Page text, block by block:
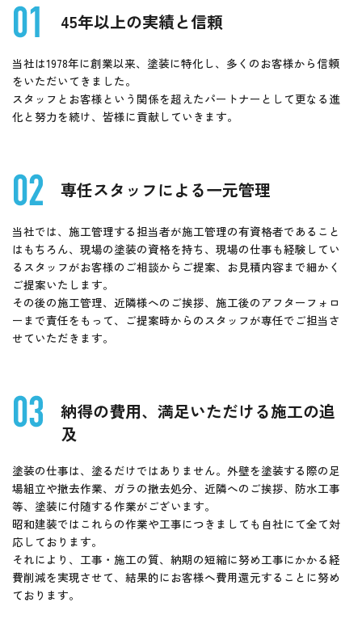
45年以上の実績と信頼
当社は1978年に創業以来、塗装に特化し、多くのお客様から信頼
をいただいてきました。
スタッフとお客様という関係を超えたパートナーとして更なる進
化と努力を続け、皆様に貢献していきます。
専任スタッフによる一元管理
当社では、施工管理する担当者が施工管理の有資格者であること
はもちろん、現場の塗装の資格を持ち、現場の仕事も経験してい
るスタッフがお客様のご相談からご提案、お見積内容まで細かく
ご提案いたします。
その後の施工管理、近隣様へのご挨拶、施工後のアフターフォロ
ーまで責任をもって、ご提案時からのスタッフが専任でご担当さ
せていただきます。
納得の費用、満足いただける施工の追
及
塗装の仕事は、塗るだけではありません。外壁を塗装する際の足
場組立や撤去作業、ガラの撤去処分、近隣へのご挨拶、防水工事
等、塗装に付随する作業がございます。
昭和建装ではこれらの作業や工事につきましても自社にて全て対
応しております。
それにより、工事・施工の質、納期の短縮に努め工事にかかる経
費削減を実現させて、結果的にお客様へ費用還元することに努め
ております。